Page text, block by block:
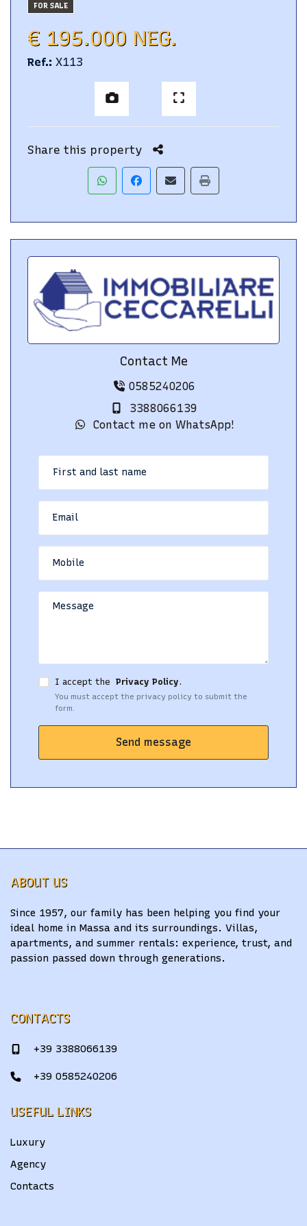
FOR SALE
€ 195.000 NEG.
Ref.: X113
Share this property
Contact Me
0585240206
3388066139
Contact me on WhatsApp!
I accept the Privacy Policy.
You must accept the privacy policy to submit the
form.
Send message
ABOUT US
Since 1957, our family has been helping you find your
ideal home in Massa and its surroundings. Villas,
apartments, and summer rentals: experience, trust, and
passion passed down through generations.
CONTACTS
+39 3388066139
+39 0585240206
USEFUL LINKS
Luxury
Agency
Contacts